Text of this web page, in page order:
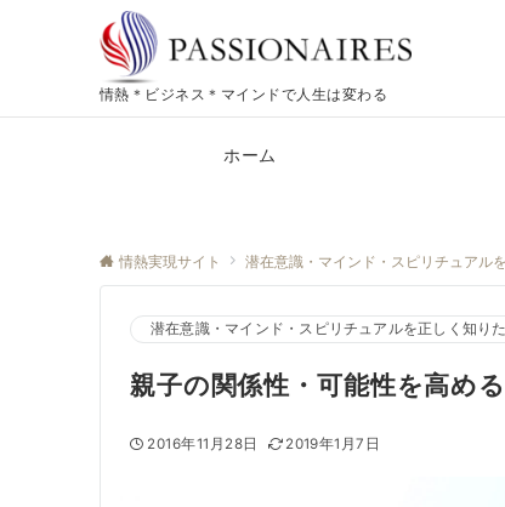
情熱＊ビジネス＊マインドで人生は変わる
ホーム
情熱実現サイト 潜在意識・マインド・スピリチュアル
潜在意識・マインド・スピリチュアルを正しく知り
親子の関係性・可能性を高め
2016年11月28日 2019年1月7日